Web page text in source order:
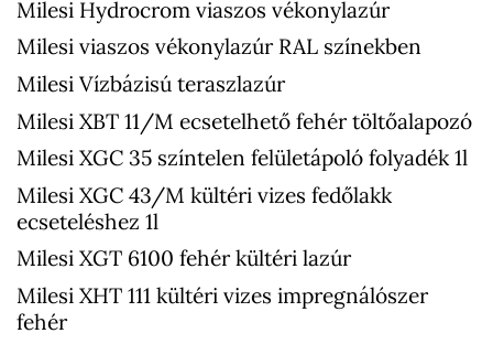
Milesi Hydrocrom viaszos vékonylazúr
Milesi viaszos vékonylazúr RAL színekben
Milesi Vízbázisú teraszlazúr
Milesi XBT 11/M ecsetelhető fehér töltőalapozó
Milesi XGC 35 színtelen felületápoló folyadék 1l
Milesi XGC 43/M kültéri vizes fedőlakk
ecseteléshez 1l
Milesi XGT 6100 fehér kültéri lazúr
Milesi XHT 111 kültéri vizes impregnálószer
fehér